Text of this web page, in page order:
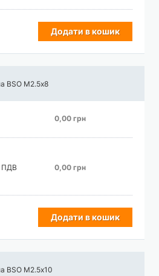
Додати в кошик
BSO М2.5х8
0,00 грн
ПДВ 0,00 грн
Додати в кошик
BSO М2.5х10